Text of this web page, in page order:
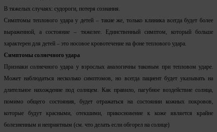
В тяжелых случаях: судороги, потеря сознания.
Симптомы теплового удара у детей – такие же, только клиника всегда будет более
выраженной, а состояние – тяжелее. Единственный симптом, который больше
характерен для детей – это носовое кровотечение на фоне теплового удара.
Симптомы солнечного удара
Признаки солнечного удара у взрослых аналогичны таковым при тепловом ударе.
Может наблюдаться несколько симптомов, но всегда пациент будет указывать на
длительное нахождение под солнцем. Как правило, пагубное воздействие солнца,
помимо общего состояния, будет отражаться на состоянии кожных покровов,
которые будут красными, отекшими, прикосновение к коже является крайне
болезненным и неприятным (см. что делать если обгорел на солнце)